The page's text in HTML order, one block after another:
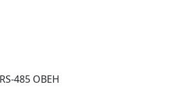
485 ОВЕН